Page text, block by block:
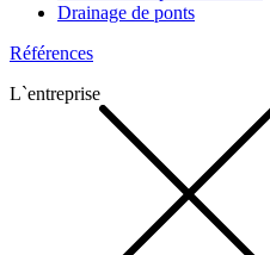
Drainage de ponts
Références
L`entreprise